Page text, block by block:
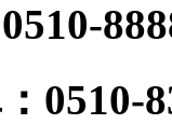
0510-